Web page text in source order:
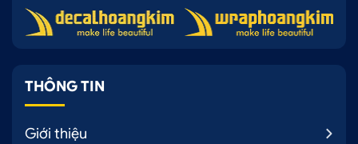
THÔNG TIN
Giới thiệu